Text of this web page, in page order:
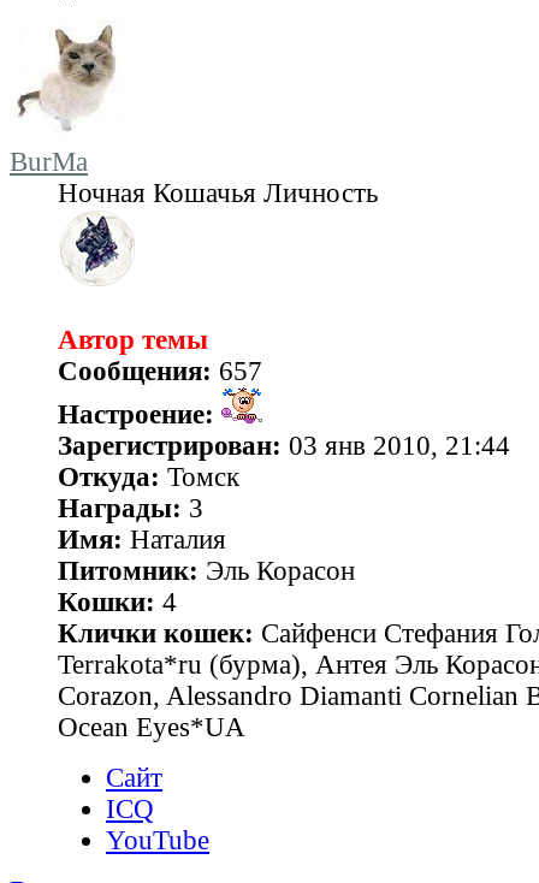
BurMa
Ночная Кошачья Личность
Автор темы
Сообщения: 657
Настроение:
Зарегистрирован: 03 янв 2010, 21:44
Откуда: Томск
Награды: 3
Имя: Наталия
Питомник: Эль Корасон
Кошки: 4
Клички кошек: Сайфенси Стефания
Terrakota*ru (бурма), Антея Эль
Corazon, Alessandro Diamanti Cornelian
Ocean Eyes*UA
Сайт
ICQ
YouTube